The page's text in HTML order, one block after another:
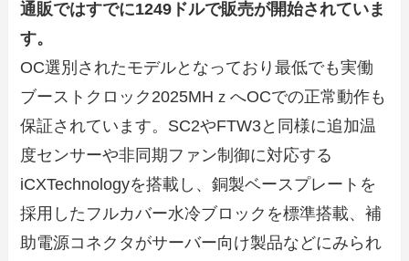
通販ではすでに1249ドルで販売が開始されていま
す。
OC選別されたモデルとなっており最低でも実働
ブーストクロック2025MHｚへOCでの正常動作も
保証されています。SC2やFTW3と同様に追加温
度センサーや非同期ファン制御に対応する
iCXTechnologyを搭載し、銅製ベースプレートを
採用したフルカバー水冷ブロックを標準搭載、補
助電源コネクタがサーバー向け製品などにみられ